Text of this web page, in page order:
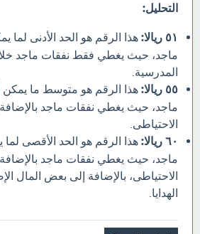
التحليل:
٥١ ريالا:
هذا الرقم هو الحد الأدنى لما
ماجد، حيث يغطي فقط نفقات ماجد
المدرسية.
٥٥ ريالا:
هذا الرقم هو متوسط ما يمكن
ماجد، حيث يغطي نفقات ماجد
الاحتياطى.
٦٠ ريالا:
هذا الرقم هو الحد الأقصى لما
ماجد، حيث يغطي نفقات ماجد
الاحتياطى، بالإضافة إلى بعض المال
الهدايا.